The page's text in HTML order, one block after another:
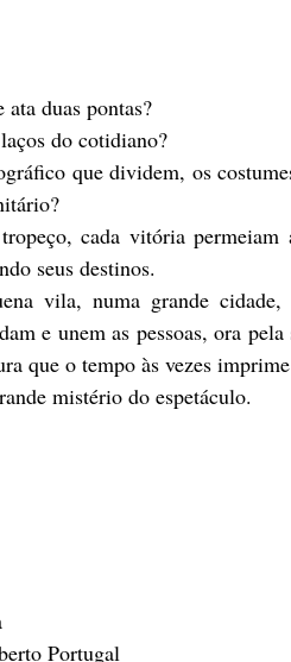
duas pontas?
do cotidiano?
que dividem, os
cada vitória permeiam
seus destinos.
vila, numa grande
e unem as pessoas, ora
que o tempo às vezes
mistério do espetáculo.
Portugal